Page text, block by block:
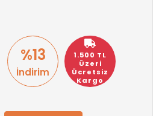
1.500 TL
Üzeri
Ücretsiz
Kargo
%13
İndirim